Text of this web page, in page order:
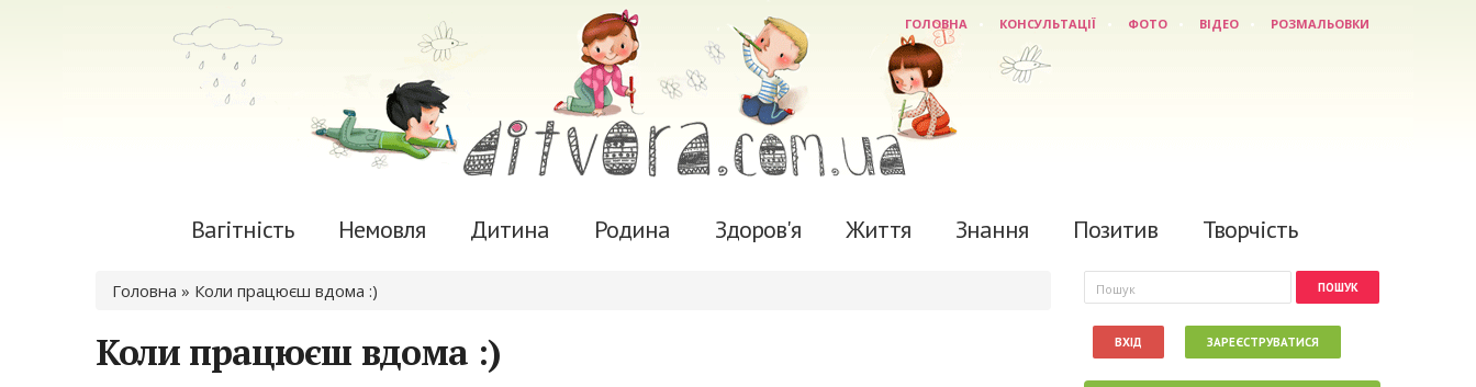
ГОЛОВНА КОНСУЛЬТАЦІЇ ФОТО ВІДЕО РОЗМАЛЬОВКИ
Вагітність Немовля Дитина Родина Здоров'я Життя Знання Позитив Творчість
Ви є тут
Головна » Коли працюєш вдома :)
Коли працюєш вдома :)
Пошукова форма
Пошук
ВХІД ЗАРЕЄСТРУВАТИСЯ